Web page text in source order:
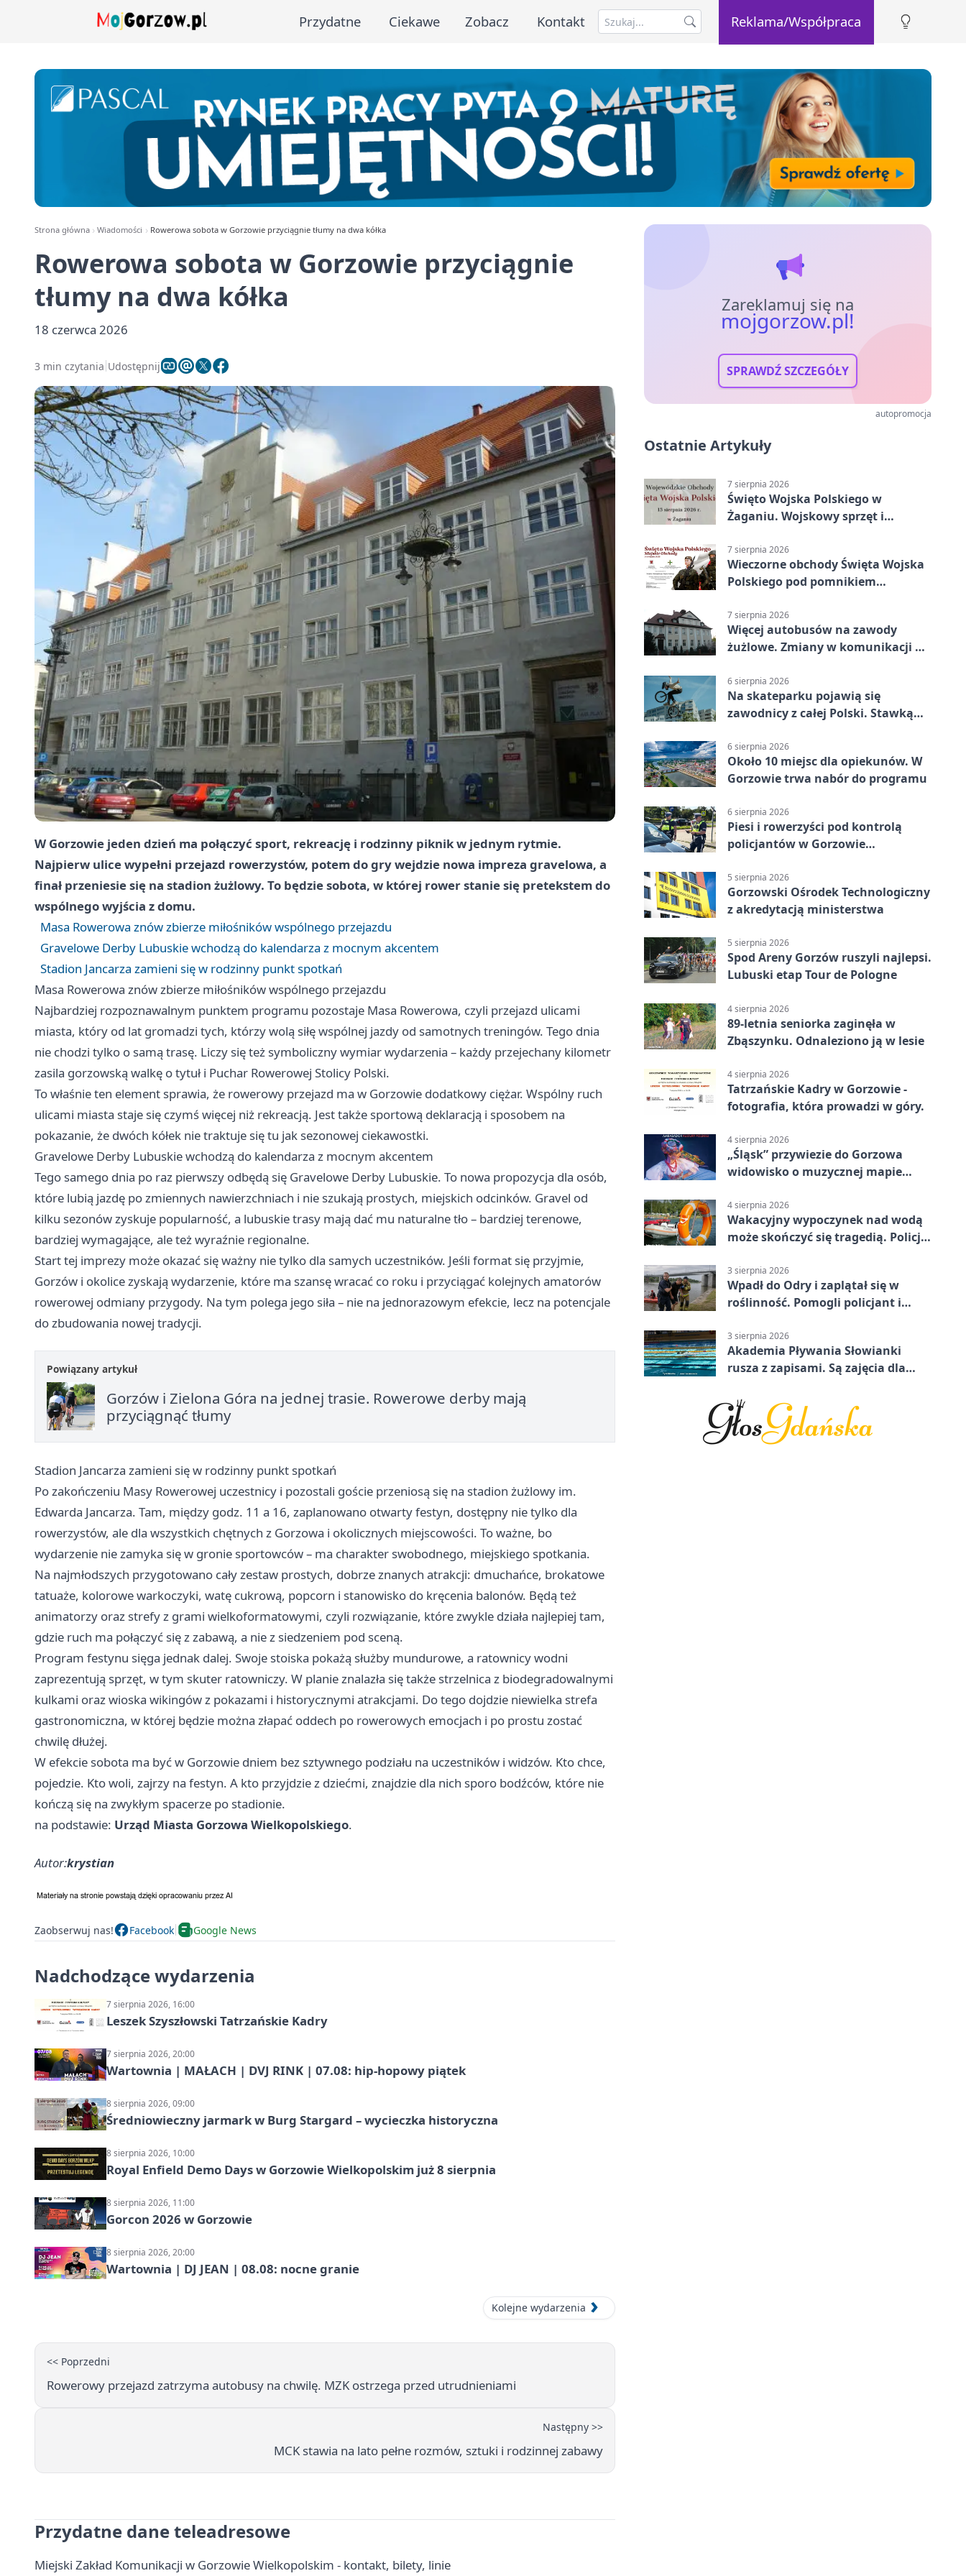
Przydatne Ciekawe Zobacz Kontakt Reklama/Współpraca
Strona główna Wiadomości Rowerowa sobota w Gorzowie przyciągnie tłumy na dwa kółka
Rowerowa sobota w Gorzowie przyciągnie
tłumy na dwa kółka
18 czerwca 2026
3 min czytania Udostępnij
W Gorzowie jeden dzień ma połączyć sport, rekreację i rodzinny piknik w jednym rytmie.
Najpierw ulice wypełni przejazd rowerzystów, potem do gry wejdzie nowa impreza gravelowa, a
finał przeniesie się na stadion żużlowy. To będzie sobota, w której rower stanie się pretekstem do
wspólnego wyjścia z domu.
Masa Rowerowa znów zbierze miłośników wspólnego przejazdu
Gravelowe Derby Lubuskie wchodzą do kalendarza z mocnym akcentem
Stadion Jancarza zamieni się w rodzinny punkt spotkań
Masa Rowerowa znów zbierze miłośników wspólnego przejazdu
Najbardziej rozpoznawalnym punktem programu pozostaje Masa Rowerowa, czyli przejazd ulicami
miasta, który od lat gromadzi tych, którzy wolą siłę wspólnej jazdy od samotnych treningów. Tego dnia
nie chodzi tylko o samą trasę. Liczy się też symboliczny wymiar wydarzenia – każdy przejechany kilometr
zasila gorzowską walkę o tytuł i Puchar Rowerowej Stolicy Polski.
To właśnie ten element sprawia, że rowerowy przejazd ma w Gorzowie dodatkowy ciężar. Wspólny ruch
ulicami miasta staje się czymś więcej niż rekreacją. Jest także sportową deklaracją i sposobem na
pokazanie, że dwóch kółek nie traktuje się tu jak sezonowej ciekawostki.
Gravelowe Derby Lubuskie wchodzą do kalendarza z mocnym akcentem
Tego samego dnia po raz pierwszy odbędą się Gravelowe Derby Lubuskie. To nowa propozycja dla osób,
które lubią jazdę po zmiennych nawierzchniach i nie szukają prostych, miejskich odcinków. Gravel od
kilku sezonów zyskuje popularność, a lubuskie trasy mają dać mu naturalne tło – bardziej terenowe,
bardziej wymagające, ale też wyraźnie regionalne.
Start tej imprezy może okazać się ważny nie tylko dla samych uczestników. Jeśli format się przyjmie,
Gorzów i okolice zyskają wydarzenie, które ma szansę wracać co roku i przyciągać kolejnych amatorów
rowerowej odmiany przygody. Na tym polega jego siła – nie na jednorazowym efekcie, lecz na potencjale
do zbudowania nowej tradycji.
Powiązany artykuł
Gorzów i Zielona Góra na jednej trasie. Rowerowe derby mają
przyciągnąć tłumy
Stadion Jancarza zamieni się w rodzinny punkt spotkań
Po zakończeniu Masy Rowerowej uczestnicy i pozostali goście przeniosą się na stadion żużlowy im.
Edwarda Jancarza. Tam, między godz. 11 a 16, zaplanowano otwarty festyn, dostępny nie tylko dla
rowerzystów, ale dla wszystkich chętnych z Gorzowa i okolicznych miejscowości. To ważne, bo
wydarzenie nie zamyka się w gronie sportowców – ma charakter swobodnego, miejskiego spotkania.
Na najmłodszych przygotowano cały zestaw prostych, dobrze znanych atrakcji: dmuchańce, brokatowe
tatuaże, kolorowe warkoczyki, watę cukrową, popcorn i stanowisko do kręcenia balonów. Będą też
animatorzy oraz strefy z grami wielkoformatowymi, czyli rozwiązanie, które zwykle działa najlepiej tam,
gdzie ruch ma połączyć się z zabawą, a nie z siedzeniem pod sceną.
Program festynu sięga jednak dalej. Swoje stoiska pokażą służby mundurowe, a ratownicy wodni
zaprezentują sprzęt, w tym skuter ratowniczy. W planie znalazła się także strzelnica z biodegradowalnymi
kulkami oraz wioska wikingów z pokazami i historycznymi atrakcjami. Do tego dojdzie niewielka strefa
gastronomiczna, w której będzie można złapać oddech po rowerowych emocjach i po prostu zostać
chwilę dłużej.
W efekcie sobota ma być w Gorzowie dniem bez sztywnego podziału na uczestników i widzów. Kto chce,
pojedzie. Kto woli, zajrzy na festyn. A kto przyjdzie z dziećmi, znajdzie dla nich sporo bodźców, które nie
kończą się na zwykłym spacerze po stadionie.
na podstawie: Urząd Miasta Gorzowa Wielkopolskiego.
Autor:krystian
Zaobserwuj nas! Facebook Google News
Nadchodzące wydarzenia
7 sierpnia 2026, 16:00
Leszek Szyszłowski Tatrzańskie Kadry
7 sierpnia 2026, 20:00
Wartownia | MAŁACH | DVJ RINK | 07.08: hip-hopowy piątek
8 sierpnia 2026, 09:00
Średniowieczny jarmark w Burg Stargard – wycieczka historyczna
8 sierpnia 2026, 10:00
Royal Enfield Demo Days w Gorzowie Wielkopolskim już 8 sierpnia
8 sierpnia 2026, 11:00
Gorcon 2026 w Gorzowie
8 sierpnia 2026, 20:00
Wartownia | DJ JEAN | 08.08: nocne granie
Kolejne wydarzenia
<< Poprzedni
Rowerowy przejazd zatrzyma autobusy na chwilę. MZK ostrzega przed utrudnieniami
Następny >>
MCK stawia na lato pełne rozmów, sztuki i rodzinnej zabawy
Przydatne dane teleadresowe
Miejski Zakład Komunikacji w Gorzowie Wielkopolskim - kontakt, bilety, linie
Zareklamuj się na
mojgorzow.pl!
SPRAWDŹ SZCZEGÓŁY
autopromocja
Ostatnie Artykuły
7 sierpnia 2026
Święto Wojska Polskiego w
Żaganiu. Wojskowy sprzęt i
7 sierpnia 2026
Wieczorne obchody Święta Wojska
Polskiego pod pomnikiem
7 sierpnia 2026
Więcej autobusów na zawody
żużlowe. Zmiany w komunikacji w
6 sierpnia 2026
Na skateparku pojawią się
zawodnicy z całej Polski. Stawką
6 sierpnia 2026
Około 10 miejsc dla opiekunów. W
Gorzowie trwa nabór do programu
6 sierpnia 2026
Piesi i rowerzyści pod kontrolą
policjantów w Gorzowie
5 sierpnia 2026
Gorzowski Ośrodek Technologiczny
z akredytacją ministerstwa
5 sierpnia 2026
Spod Areny Gorzów ruszyli najlepsi.
Lubuski etap Tour de Pologne
4 sierpnia 2026
89-letnia seniorka zaginęła w
Zbąszynku. Odnaleziono ją w lesie
4 sierpnia 2026
Tatrzańskie Kadry w Gorzowie -
fotografia, która prowadzi w góry.
4 sierpnia 2026
„Śląsk” przywiezie do Gorzowa
widowisko o muzycznej mapie
4 sierpnia 2026
Wakacyjny wypoczynek nad wodą
może skończyć się tragedią. Policja
3 sierpnia 2026
Wpadł do Odry i zaplątał się w
roślinność. Pomogli policjant i
3 sierpnia 2026
Akademia Pływania Słowianki
rusza z zapisami. Są zajęcia dla